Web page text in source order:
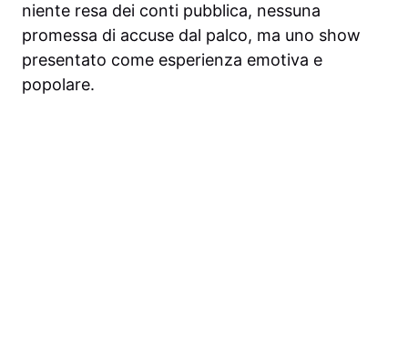
niente resa dei conti pubblica, nessuna
promessa di accuse dal palco, ma uno show
presentato come esperienza emotiva e
popolare.